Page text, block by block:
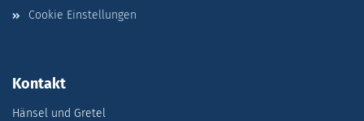
Cookie Einstellungen
Kontakt
Hänsel und Gretel